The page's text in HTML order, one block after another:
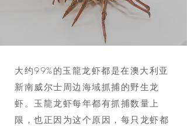
大约99%的玉龍龙虾都是在澳大利亚
新南威尔士周边海域抓捕的野生龙
虾。玉龍龙虾每年都有抓捕数量上
限，也正因为这个原因，每只龙虾都